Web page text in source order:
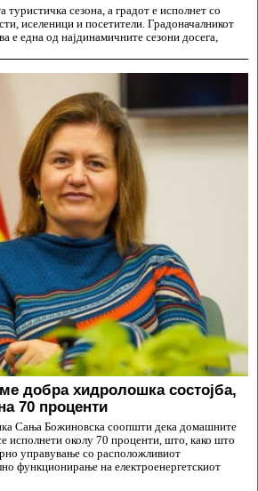
туристичка сезона, а градот е исполнет со
иселеници и посетители. Градоначалникот
е една од најдинамичните сезони досега,
добра хидролошка состојба,
70 проценти
Сања Божиновска соопшти дека домашните
исполнети околу 70 проценти, што, како што
управување со расположливиот
функционирање на електроенергетскиот